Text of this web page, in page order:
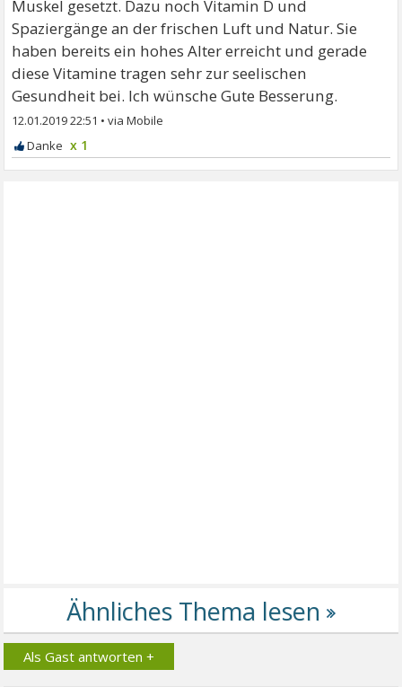
Muskel gesetzt. Dazu noch Vitamin D und
Spaziergänge an der frischen Luft und Natur. Sie
haben bereits ein hohes Alter erreicht und gerade
diese Vitamine tragen sehr zur seelischen
Gesundheit bei. Ich wünsche Gute Besserung.
12.01.2019 22:51 •
x 1
Als Gast antworten +